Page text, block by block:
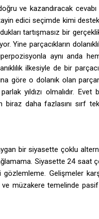
ve kazandıracak
edici seçimde kimi
bir
Yine parçacıkların
aynı anda
ilkesiyle de bir
göre o dolanık olan
yıldızı olmalıdır.
biraz daha fazlasını sırf
bir siyasette çoklu
Siyasette 24 saat
Gelişmeler
müzakere temelinde